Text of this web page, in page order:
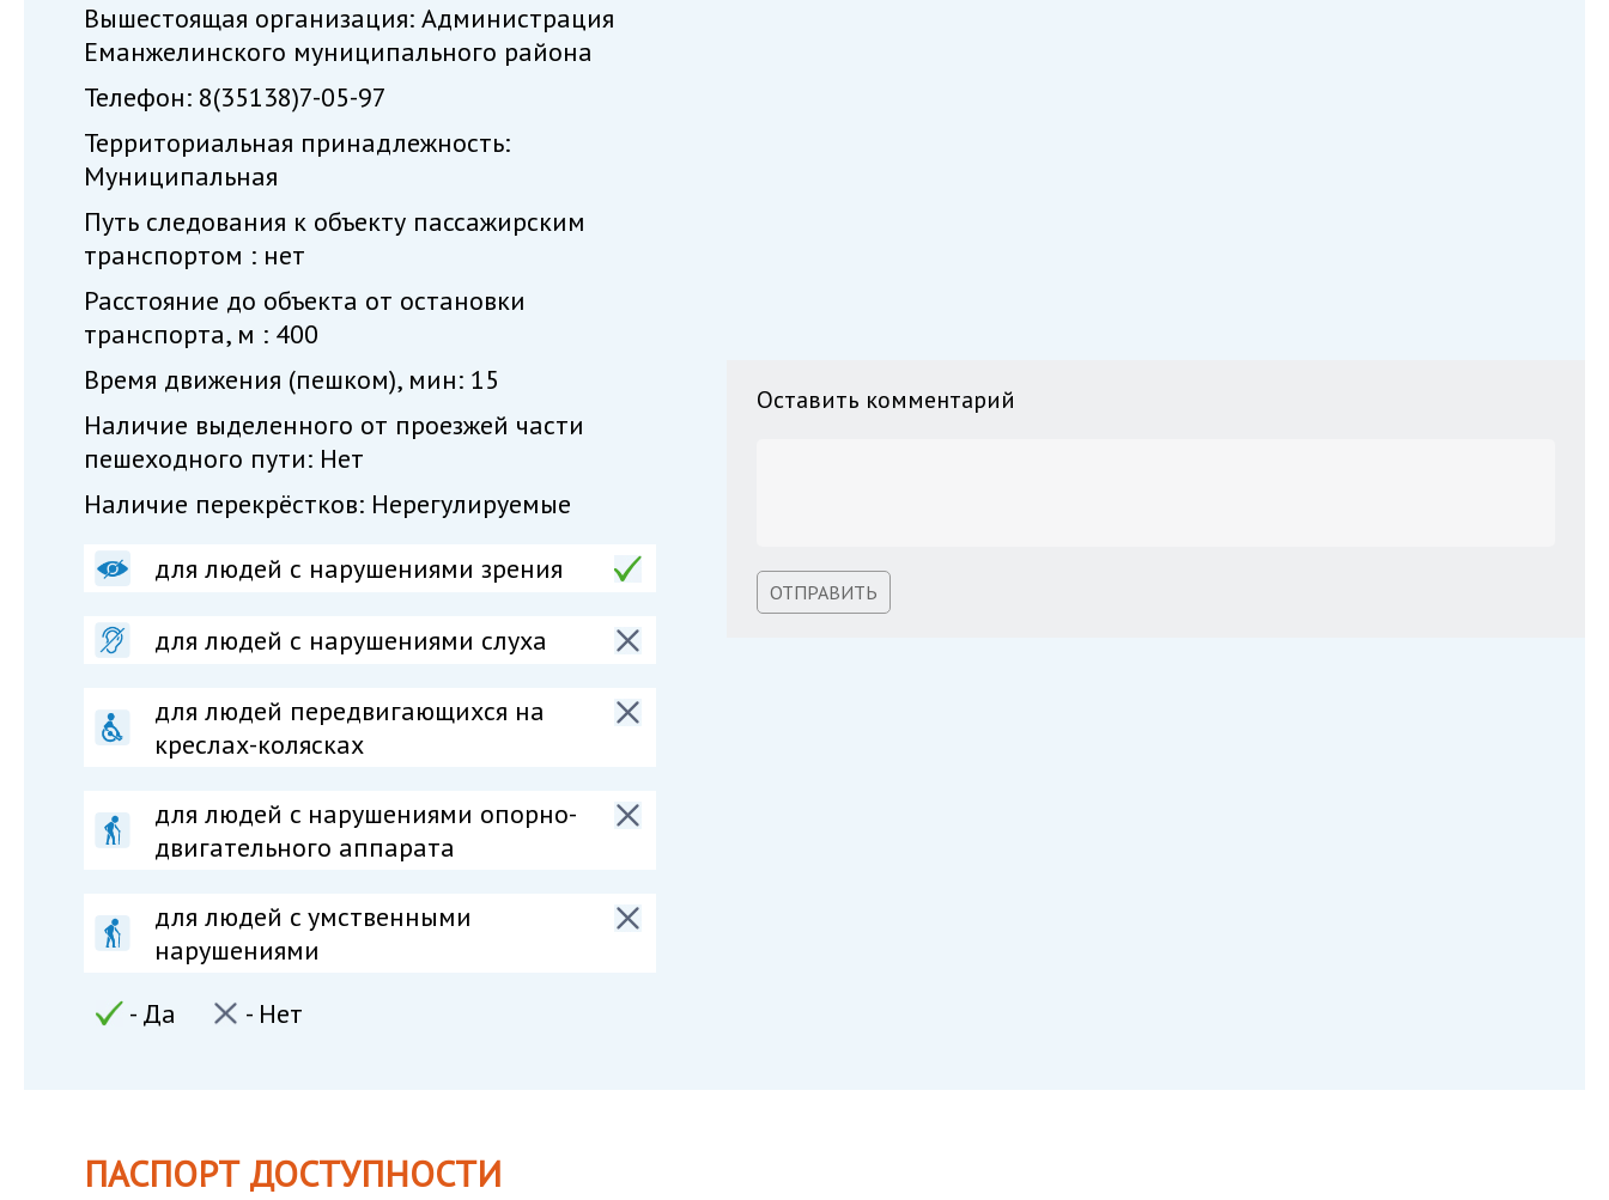
Вышестоящая организация: Администрация
Еманжелинского муниципального района
Телефон: 8(35138)7-05-97
Территориальная принадлежность:
Муниципальная
Путь следования к объекту пассажирским
транспортом : нет
Расстояние до объекта от остановки
транспорта, м : 400
Время движения (пешком), мин: 15
Наличие выделенного от проезжей части
пешеходного пути: Нет
Наличие перекрёстков: Нерегулируемые
для людей с нарушениями зрения
для людей с нарушениями слуха
для людей передвигающихся на
креслах-колясках
для людей c нарушениями опорно-
двигательного аппарата
для людей c умственными
нарушениями
- Да
- Нет
Оставить комментарий
ОТПРАВИТЬ
ПАСПОРТ ДОСТУПНОСТИ